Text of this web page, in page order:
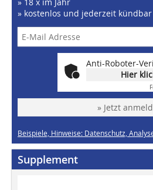
» kostenlos und jederzeit kündbar
Anti-Roboter-
Hier
» Jetzt
Beispiele, Hinweise: Datenschutz,
Supplement